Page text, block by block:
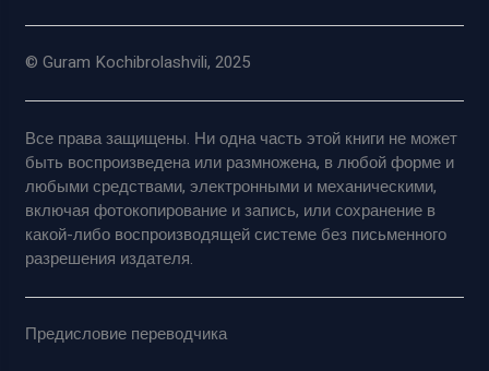
© Guram Kochibrolashvili, 2025
Все права защищены. Ни одна часть этой книги не может
быть воспроизведена или размножена, в любой форме и
любыми средствами, электронными и механическими,
включая фотокопирование и запись, или сохранение в
какой-либо воспроизводящей системе без письменного
разрешения издателя.
Предисловие переводчика